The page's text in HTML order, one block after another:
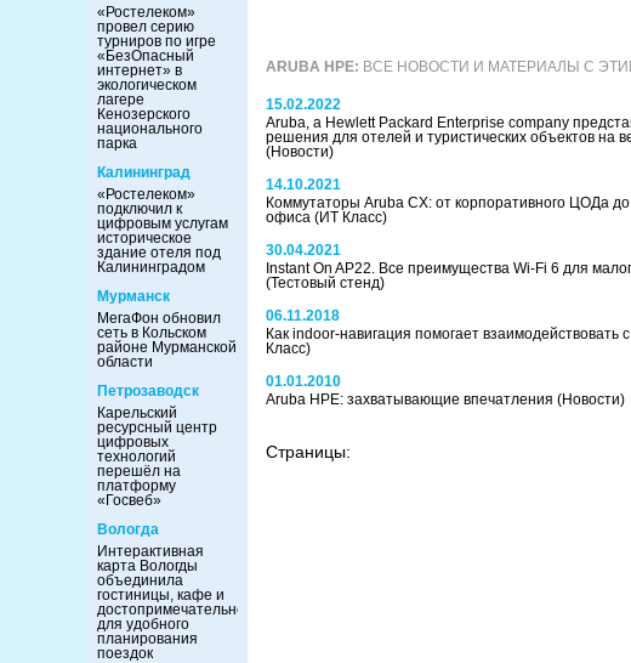
«Ростелеком»
провел серию
турниров по игре
«БезОпасный
интернет» в
экологическом
лагере
Кенозерского
национального
парка
Калининград
«Ростелеком»
подключил к
цифровым услугам
историческое
здание отеля под
Калининградом
Мурманск
МегаФон обновил
сеть в Кольском
районе Мурманской
области
Петрозаводск
Карельский
ресурсный центр
цифровых
технологий
перешёл на
платформу
«Госвеб»
Вологда
Интерактивная
карта Вологды
объединила
гостиницы, кафе и
достопримечательности
для удобного
планирования
поездок
ARUBA HPE: ВСЕ НОВОСТИ И МАТЕРИАЛЫ С
15.02.2022
Aruba, a Hewlett Packard Enterprise company
решения для отелей и туристических объектов на
(Новости)
14.10.2021
Коммутаторы Aruba CX: от корпоративного ЦОДа
офиса (ИТ Класс)
30.04.2021
Instant On AP22. Все преимущества Wi-Fi 6 для
(Тестовый стенд)
06.11.2018
Как indoor-навигация помогает взаимодействовать
Класс)
01.01.2010
Aruba HPE: захватывающие впечатления (Новости)
Страницы: